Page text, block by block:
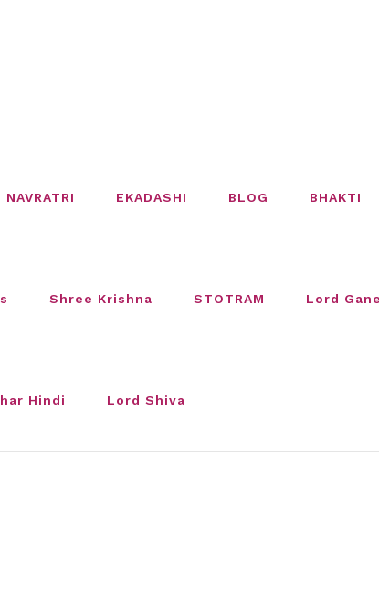
NAVRATRI EKADASHI BLOG BHAKTI
Shree Krishna STOTRAM Lord
Hindi Lord Shiva